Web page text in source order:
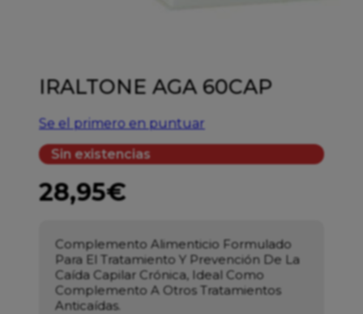
IRALTONE AGA 60CAP
Se el primero en puntuar
Sin existencias
28,95€
Complemento Alimenticio Formulado
Para El Tratamiento Y Prevención De La
Caída Capilar Crónica, Ideal Como
Complemento A Otros Tratamientos
Anticaídas.